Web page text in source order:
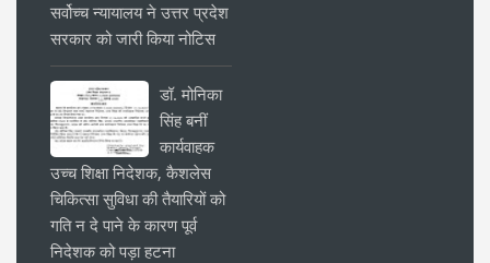
सर्वोच्च न्यायालय ने उत्तर प्रदेश
सरकार को जारी किया नोटिस
डॉ. मोनिका
सिंह बनीं
कार्यवाहक
उच्च शिक्षा निदेशक, कैशलेस
चिकित्सा सुविधा की तैयारियों को
गति न दे पाने के कारण पूर्व
निदेशक को पड़ा हटना